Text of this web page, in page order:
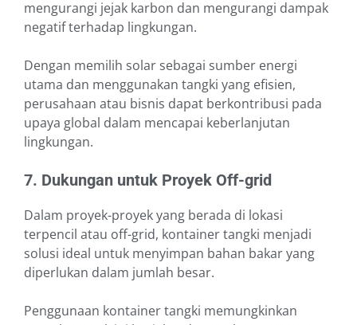
mengurangi jejak karbon dan mengurangi dampak
negatif terhadap lingkungan.
Dengan memilih solar sebagai sumber energi
utama dan menggunakan tangki yang efisien,
perusahaan atau bisnis dapat berkontribusi pada
upaya global dalam mencapai keberlanjutan
lingkungan.
7. Dukungan untuk Proyek Off-grid
Dalam proyek-proyek yang berada di lokasi
terpencil atau off-grid, kontainer tangki menjadi
solusi ideal untuk menyimpan bahan bakar yang
diperlukan dalam jumlah besar.
Penggunaan kontainer tangki memungkinkan